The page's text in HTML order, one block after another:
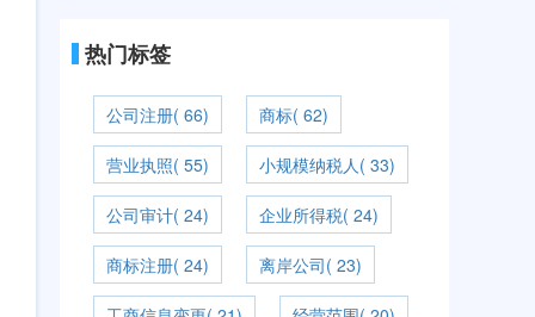
热门标签
公司注册( 66) 商标( 62)
营业执照( 55) 小规模纳税人( 33)
公司审计( 24) 企业所得税( 24)
商标注册( 24) 离岸公司( 23)